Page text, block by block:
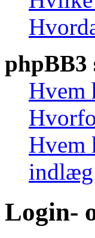
phpBB3
Hvem
Hvem
indlæg
Login-